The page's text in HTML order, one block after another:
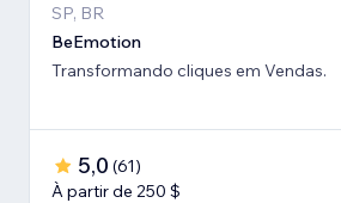
SP, BR
BeEmotion
Transformando cliques em Vendas.
5,0 (61)
À partir de 250 $